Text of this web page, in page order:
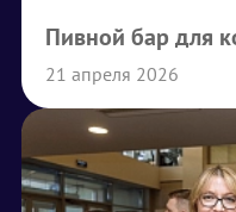
Пивной бар для
21 апреля 2026